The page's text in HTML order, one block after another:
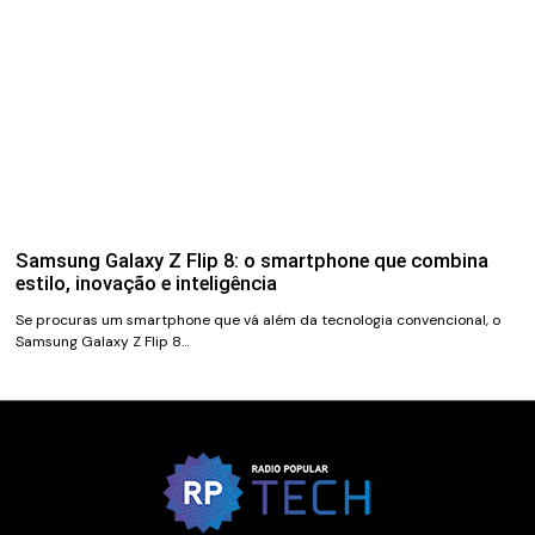
Samsung Galaxy Z Flip 8: o smartphone que combina
estilo, inovação e inteligência
Se procuras um smartphone que vá além da tecnologia convencional, o
Samsung Galaxy Z Flip 8…